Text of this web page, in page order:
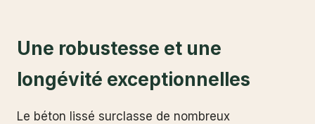
Une robustesse et une
longévité exceptionnelles
Le béton lissé surclasse de nombreux